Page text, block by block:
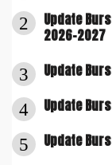
2
Update
2026-2027
3 Update
4 Update
5 Update